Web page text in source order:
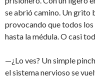
se abrió camino. Un grito
provocando que todos
hasta la médula. O casi
—¿Lo ves? Un simple
el sistema nervioso se